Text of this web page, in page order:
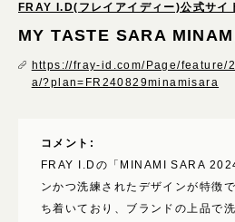
FRAY I.D(フレイアイディー)公式サイ
MY TASTE SARA
https://fray-id.com/Page/feature/
a/?plan=FR240829minamisara
コメント:
FRAY I.Dの「MINAMI SARA
ンかつ洗練されたデザインが特徴
ち着いており、ブランドの上品で
ほっこ
表現技
パララ
ローデ